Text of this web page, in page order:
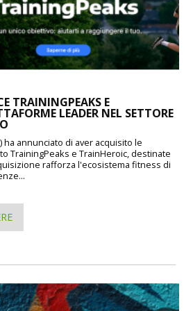
TRAININGPEAKS E
LEADER NEL SETTORE
ha annunciato di aver acquisito le
TrainingPeaks e TrainHeroic, destinate
rafforza l'ecosistema fitness di